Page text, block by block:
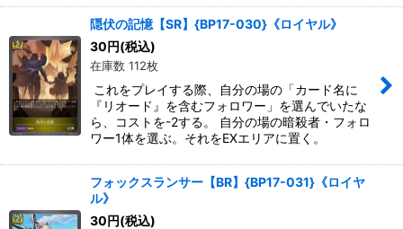
隠伏の記憶【SR】{BP17-030}《ロイヤル》
30円(税込)
在庫数 112枚
これをプレイする際、自分の場の「カード名に
『リオード』を含むフォロワー」を選んでいたな
ら、コストを-2する。 自分の場の暗殺者・フォロ
ワー1体を選ぶ。それをEXエリアに置く。
フォックスランサー【BR】{BP17-031}《ロイヤ
ル》
30円(税込)